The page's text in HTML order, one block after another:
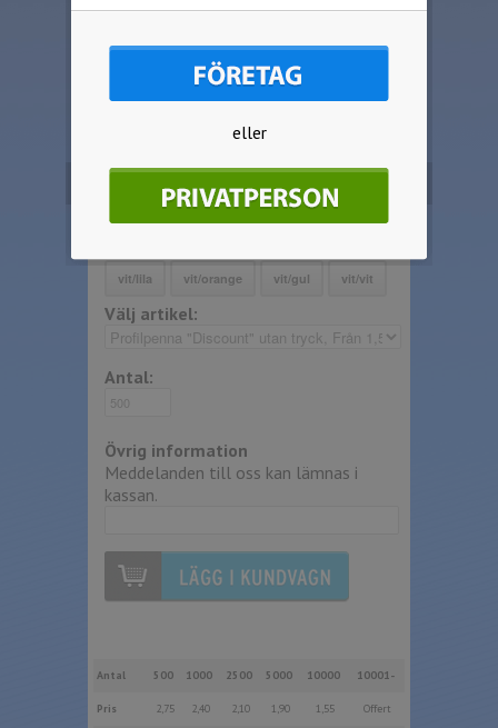
på begäran.
Inga start eller schablonskostnader
P-91498
Beställ produkten
Välj färg:
Välj artikel:
Antal:
Övrig information
Meddelanden till oss kan lämnas i
kassan.
Antal 500 1000 2500 5000 10000 10001-
Pris 2,75 2,40 2,10 1,90 1,55 Offert
eller